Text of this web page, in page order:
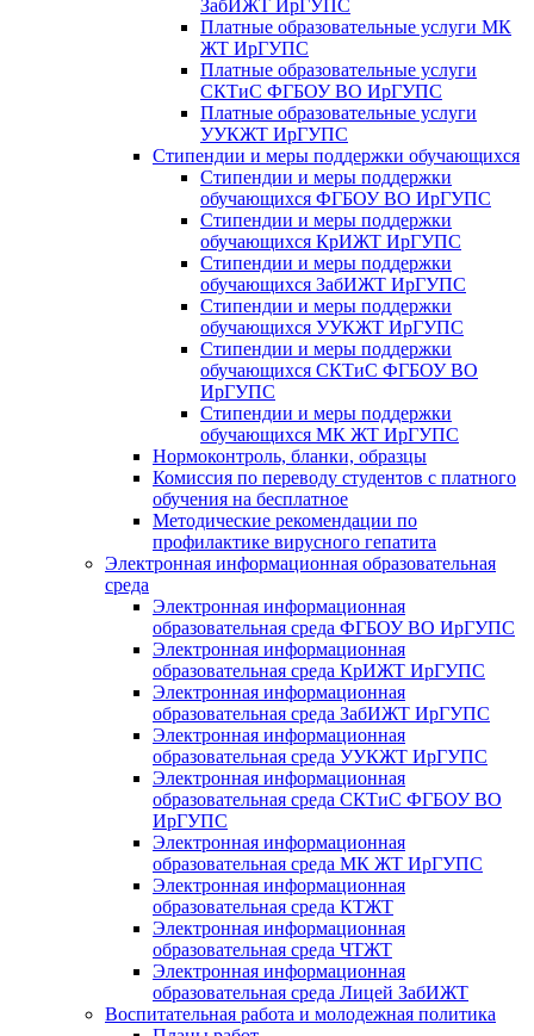
ЗабИЖТ ИрГУПС
Платные образовательные услуги МК
ЖТ ИрГУПС
Платные образовательные услуги
СКТиС ФГБОУ ВО ИрГУПС
Платные образовательные услуги
УУКЖТ ИрГУПС
Стипендии и меры поддержки обучающихся
Стипендии и меры поддержки
обучающихся ФГБОУ ВО ИрГУПС
Стипендии и меры поддержки
обучающихся КрИЖТ ИрГУПС
Стипендии и меры поддержки
обучающихся ЗабИЖТ ИрГУПС
Стипендии и меры поддержки
обучающихся УУКЖТ ИрГУПС
Стипендии и меры поддержки
обучающихся СКТиС ФГБОУ ВО
ИрГУПС
Стипендии и меры поддержки
обучающихся МК ЖТ ИрГУПС
Нормоконтроль, бланки, образцы
Комиссия по переводу студентов с платного
обучения на бесплатное
Методические рекомендации по
профилактике вирусного гепатита
Электронная информационная образовательная
среда
Электронная информационная
образовательная среда ФГБОУ ВО ИрГУПС
Электронная информационная
образовательная среда КрИЖТ ИрГУПС
Электронная информационная
образовательная среда ЗабИЖТ ИрГУПС
Электронная информационная
образовательная среда УУКЖТ ИрГУПС
Электронная информационная
образовательная среда СКТиС ФГБОУ ВО
ИрГУПС
Электронная информационная
образовательная среда МК ЖТ ИрГУПС
Электронная информационная
образовательная среда КТЖТ
Электронная информационная
образовательная среда ЧТЖТ
Электронная информационная
образовательная среда Лицей ЗабИЖТ
Воспитательная работа и молодежная политика